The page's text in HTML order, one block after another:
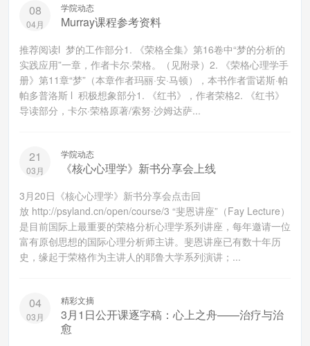
08
04月
学院动态
Murray课程参考资料
推荐阅读l 梦的工作部分1. 《荣格全集》第16卷中“梦的分析的
实践应用”一章，作者卡尔·荣格。（见附录）2. 《荣格心理学手
册》第11章“梦”（本章作者玛丽·安·马顿），本书作者雷诺斯·帕
帕多普洛斯 l 积极想象部分1. 《红书》，作者荣格2. 《红书》
导读部分，卡尔·荣格原著/索努·沙姆达萨...
21
03月
学院动态
《核心心理学》新书分享会上线
3月20日《核心心理学》新书分享会点击回
放 http://psyland.cn/open/course/3 “斐恩讲座”（Fay Lecture）
是目前国际上最重要的荣格分析心理学系列讲座，每年邀请一位
富有原创思想的国际心理分析师主讲。斐恩讲座已有数十年历
史，缘起于荣格作为主讲人的耶鲁大学系列演讲；...
04
03月
精彩文摘
3月1日公开课逐字稿：心上之舟——治疗与治
愈